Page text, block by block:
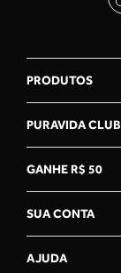
PRODUTOS
PURAVIDA CLUB
GANHE R$ 50
SUA CONTA
AJUDA